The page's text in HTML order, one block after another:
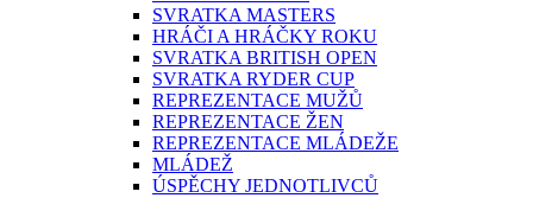
SVRATKA MASTERS
HRÁČI A HRÁČKY ROKU
SVRATKA BRITISH OPEN
SVRATKA RYDER CUP
REPREZENTACE MUŽŮ
REPREZENTACE ŽEN
REPREZENTACE MLÁDEŽE
MLÁDEŽ
ÚSPĚCHY JEDNOTLIVCŮ